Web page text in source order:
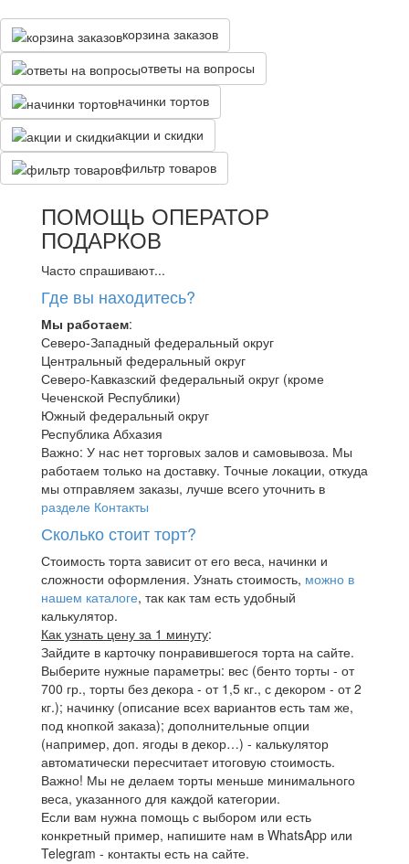
корзина заказов
ответы на вопросы
начинки тортов
акции и скидки
фильтр товаров
ПОМОЩЬ ОПЕРАТОР
ПОДАРКОВ
Часто спрашивают...
Где вы находитесь?
Мы работаем:
Северо-Западный федеральный округ
Центральный федеральный округ
Северо-Кавказский федеральный округ (кроме
Чеченской Республики)
Южный федеральный округ
Республика Абхазия
Важно: У нас нет торговых залов и самовывоза. Мы
работаем только на доставку. Точные локации, откуда
мы отправляем заказы, лучше всего уточнить в
разделе Контакты
Сколько стоит торт?
Стоимость торта зависит от его веса, начинки и
сложности оформления. Узнать стоимость, можно в
нашем каталоге, так как там есть удобный
калькулятор.
Как узнать цену за 1 минуту:
Зайдите в карточку понравившегося торта на сайте.
Выберите нужные параметры: вес (бенто торты - от
700 гр., торты без декора - от 1,5 кг., с декором - от 2
кг.); начинку (описание всех вариантов есть там же,
под кнопкой заказа); дополнительные опции
(например, доп. ягоды в декор…) - калькулятор
автоматически пересчитает итоговую стоимость.
Важно! Мы не делаем торты меньше минимального
веса, указанного для каждой категории.
Если вам нужна помощь с выбором или есть
конкретный пример, напишите нам в WhatsApp или
Telegram - контакты есть на сайте.